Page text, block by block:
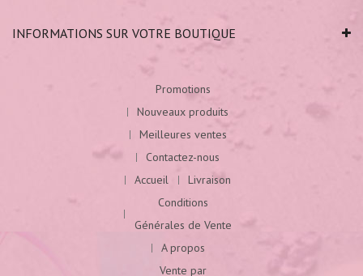
INFORMATIONS SUR VOTRE BOUTIQUE
Promotions
Nouveaux produits
Meilleures ventes
Contactez-nous
Accueil
Livraison
Conditions
Générales de Vente
A propos
Vente par